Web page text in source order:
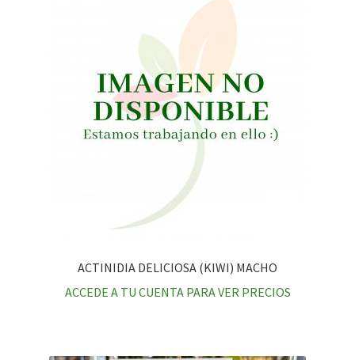
ACTINIDIA DELICIOSA (KIWI) MACHO
ACCEDE A TU CUENTA PARA VER PRECIOS